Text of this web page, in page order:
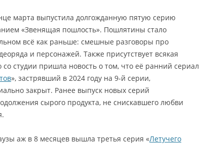
марта выпустила долгожданную пятую серию
«Звенящая пошлость». Пошлятины стало
всё как раньше: смешные разговоры про
и персонажей. Также присутствует всякая
со студии пришла новость о том, что её ранний сериал
», застрявший в 2024 году на 9-й серии,
закрыт. Ранее выпуск новых серий
сырого продукта, не снискавшего любви
аж в 8 месяцев вышла третья серия «Летучего